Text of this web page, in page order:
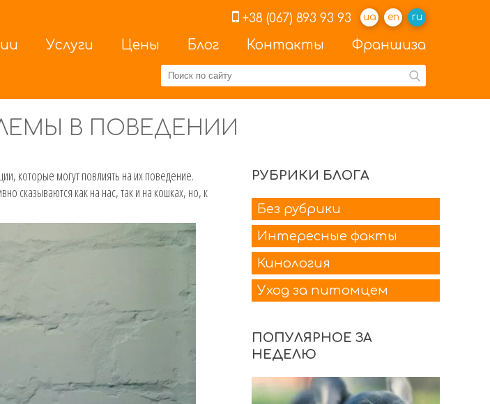
+38 (067) 893 93 93 ua en ru
Услуги Цены Блог Контакты Франшиза
В ПОВЕДЕНИИ
которые могут повлиять на их поведение.
сказываются как на нас, так и на кошках, но, к
РУБРИКИ БЛОГА
Без рубрики
Интересные факты
Кинология
Уход за питомцем
ПОПУЛЯРНОЕ ЗА
НЕДЕЛЮ